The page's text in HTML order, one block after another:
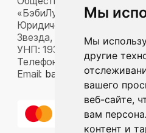
Мы
Мы
другие
вашего
веб-сайте,
вам
контент и
«БэбиЛук»
Юридический адрес:
Звезда, д. 16, пом. 52
УНП: 193815124
Телефон:
+375 33 392 66
Email: